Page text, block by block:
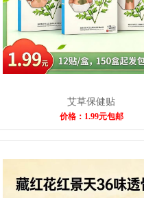
艾草保健贴
价格：1.99元包邮